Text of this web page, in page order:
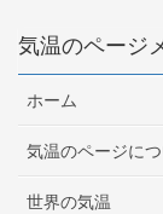
気温のページ
ホーム
気温のページに
世界の気温